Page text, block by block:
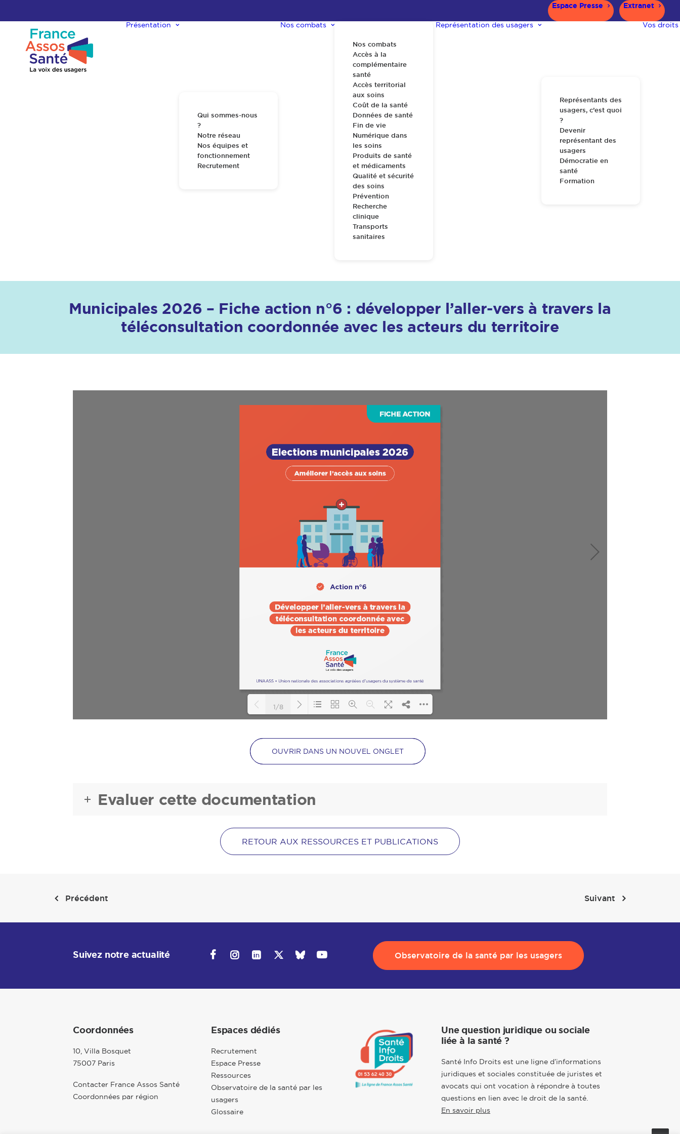
Espace Presse Extranet
Présentation
Qui sommes-nous
?
Notre réseau
Nos équipes et
fonctionnement
Recrutement
Nos combats
Nos combats
Accès à la
complémentaire
santé
Accès territorial
aux soins
Coût de la santé
Données de santé
Fin de vie
Numérique dans
les soins
Produits de santé
et médicaments
Qualité et sécurité
des soins
Prévention
Recherche
clinique
Transports
sanitaires
Représentation des usagers
Représentants des
usagers, c’est quoi
?
Devenir
représentant des
usagers
Démocratie en
santé
Formation
Vos droits
Municipales 2026 – Fiche action n°6 : développer l’aller-vers à travers la
téléconsultation coordonnée avec les acteurs du territoire
1/8
OUVRIR DANS UN NOUVEL ONGLET
Evaluer cette documentation
RETOUR AUX RESSOURCES ET PUBLICATIONS
Précédent Suivant
Suivez notre actualité Observatoire de la santé par les usagers
Coordonnées
10, Villa Bosquet
75007 Paris
Contacter France Assos Santé
Coordonnées par région
Espaces dédiés
Recrutement
Espace Presse
Ressources
Observatoire de la santé par les
usagers
Glossaire
Une question juridique ou sociale
liée à la santé ?
Santé Info Droits est une ligne d’informations
juridiques et sociales constituée de juristes et
avocats qui ont vocation à répondre à toutes
questions en lien avec le droit de la santé.
En savoir plus